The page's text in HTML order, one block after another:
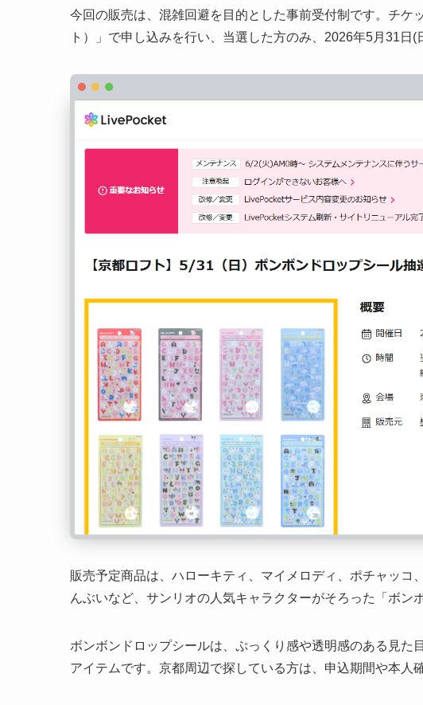
今回の販売は、混雑回避を目的とした事前受付制です。チケ
ト）」で申し込みを行い、当選した方のみ、2026年5月31日
販売予定商品は、ハローキティ、マイメロディ、ポチャッ
んぶいなど、サンリオの人気キャラクターがそろった「ボン
ボンボンドロップシールは、ぷっくり感や透明感のある見た
アイテムです。京都周辺で探している方は、申込期間や本人